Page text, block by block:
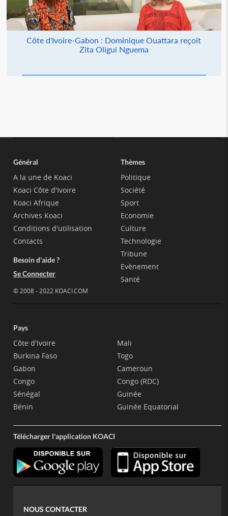
Côte d'Ivoire-Gabon : Dominique Ouattara reçoit
Zita Oligui Nguema
Général
A la une de Koaci
Koaci Côte d'Ivoire
Koaci Afrique
Archives Koaci
Conditions d'utilisation
Contacts
Besoin d'aide ?
Se Connecter
© 2008 - 2022 KOACI.COM
Thèmes
Politique
Société
Sport
Economie
Culture
Technologie
Tribune
Evènement
Santé
Pays
Côte d'Ivoire
Burkina Faso
Gabon
Congo
Sénégal
Bénin
Mali
Togo
Cameroun
Congo (RDC)
Guinée
Guinée Equatorial
Télécharger l'application KOACI
NOUS CONTACTER